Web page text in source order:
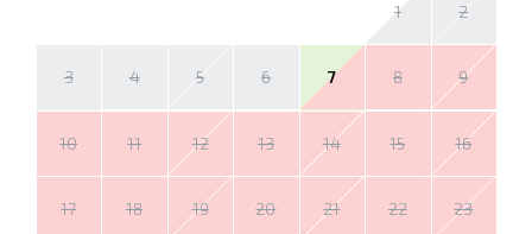
1 2
3 4 5 6 7 8 9
10 11 12 13 14 15 16
17 18 19 20 21 22 23